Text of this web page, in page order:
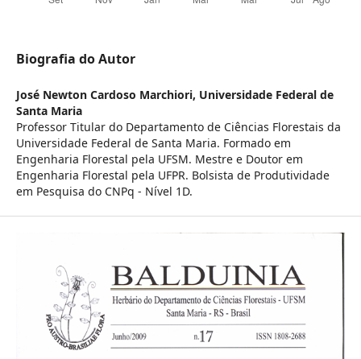
Biografia do Autor
José Newton Cardoso Marchiori, Universidade Federal de
Santa Maria
Professor Titular do Departamento de Ciências Florestais da
Universidade Federal de Santa Maria. Formado em
Engenharia Florestal pela UFSM. Mestre e Doutor em
Engenharia Florestal pela UFPR. Bolsista de Produtividade
em Pesquisa do CNPq - Nível 1D.